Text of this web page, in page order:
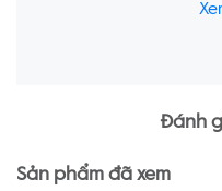
Sản phẩm của Công
Sản xuất tại Việt Nam
Đánh
Sản phẩm đã xem